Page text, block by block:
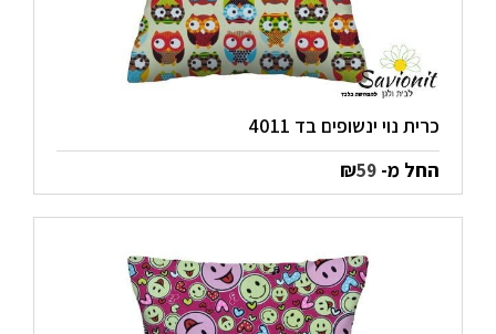
כרית נוי ינשופים בד 4011
החל מ-
₪59